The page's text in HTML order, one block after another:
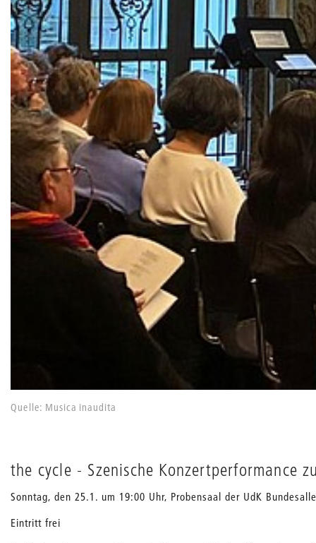
Quelle: Musica inaudita
the cycle - Szenische Konzertperformance
Sonntag, den 25.1. um 19:00 Uhr, Probensaal der UdK
Eintritt frei